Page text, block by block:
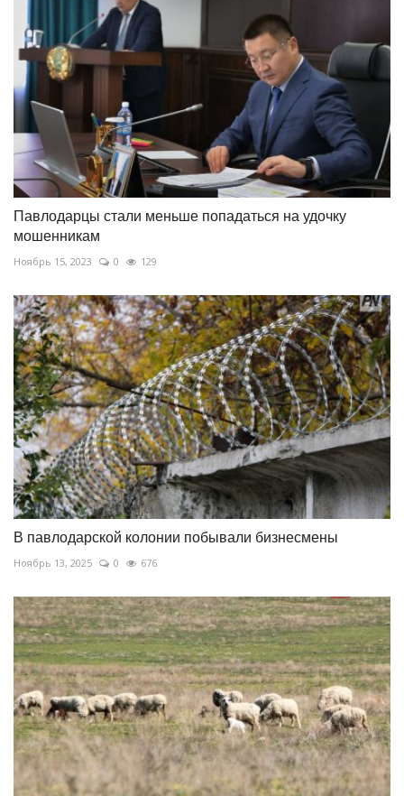
Павлодарцы стали меньше попадаться на удочку
мошенникам
Ноябрь 15, 2023 0 129
В павлодарской колонии побывали бизнесмены
Ноябрь 13, 2025 0 676